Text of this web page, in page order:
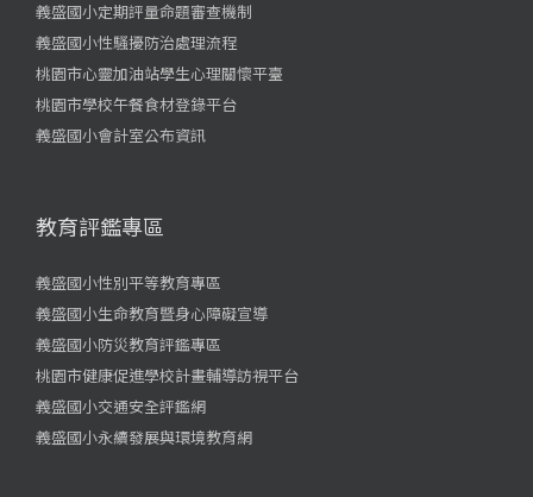
義盛國小定期評量命題審查機制
義盛國小性騷擾防治處理流程
桃園市心靈加油站學生心理關懷平臺
桃園市學校午餐食材登錄平台
義盛國小會計室公布資訊
教育評鑑專區
義盛國小性別平等教育專區
義盛國小生命教育暨身心障礙宣導
義盛國小防災教育評鑑專區
桃園市健康促進學校計畫輔導訪視平台
義盛國小交通安全評鑑網
義盛國小永續發展與環境教育網